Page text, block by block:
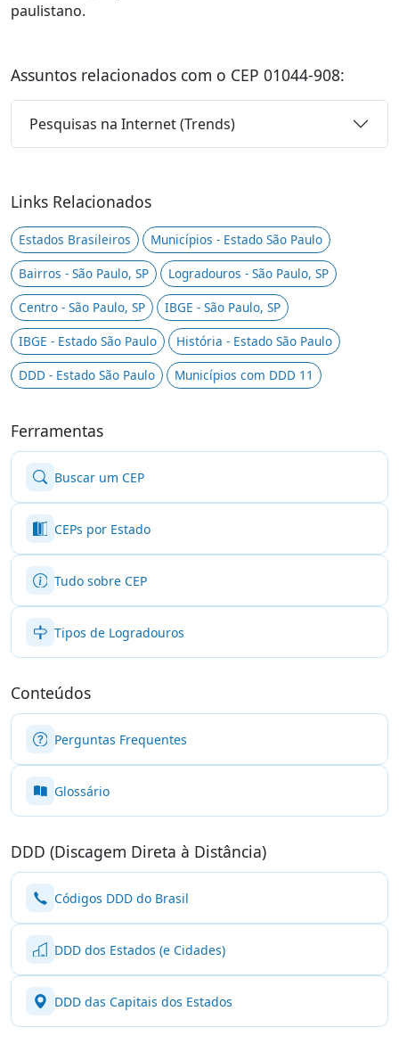
paulistano.
Assuntos relacionados com o CEP 01044-908:
Pesquisas na Internet (Trends)
Links Relacionados
Estados Brasileiros
Municípios - Estado São Paulo
Bairros - São Paulo, SP
Logradouros - São Paulo, SP
Centro - São Paulo, SP
IBGE - São Paulo, SP
IBGE - Estado São Paulo
História - Estado São Paulo
DDD - Estado São Paulo
Municípios com DDD 11
Ferramentas
Buscar um CEP
CEPs por Estado
Tudo sobre CEP
Tipos de Logradouros
Conteúdos
Perguntas Frequentes
Glossário
DDD (Discagem Direta à Distância)
Códigos DDD do Brasil
DDD dos Estados (e Cidades)
DDD das Capitais dos Estados